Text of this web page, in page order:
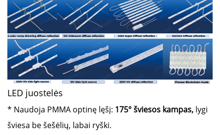
LED juostelės
* Naudoja PMMA optinę lęšį: 175° šviesos kampas, lygi
šviesa be šešėlių, labai ryški.